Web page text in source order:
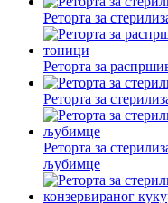
Реторта за
Реторта за
Реторта за
Реторта за
љубимце